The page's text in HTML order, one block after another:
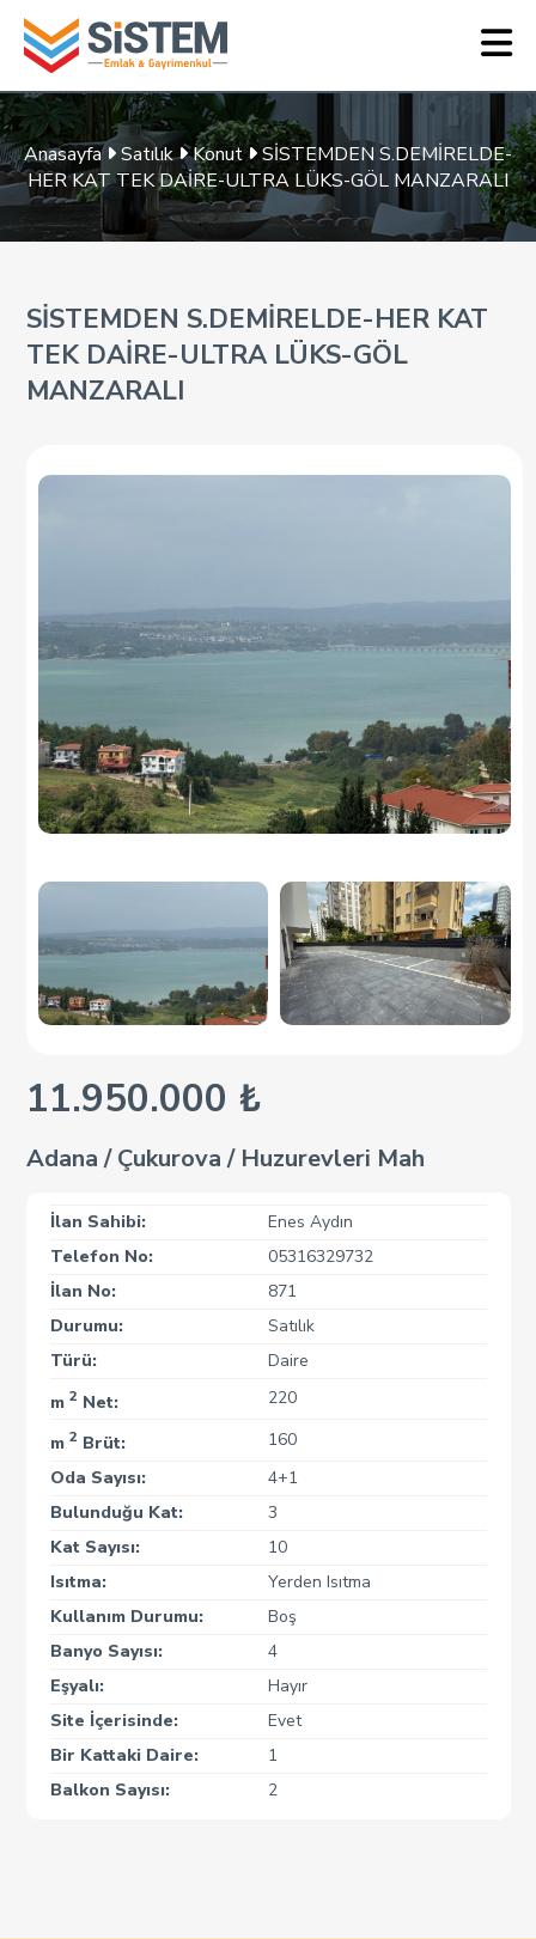
Anasayfa Satılık Konut
SİSTEMDEN S.DEMİRELDE-
HER KAT TEK DAİRE-ULTRA LÜKS-GÖL MANZARALI
SİSTEMDEN S.DEMİRELDE-HER KAT
TEK DAİRE-ULTRA LÜKS-GÖL
MANZARALI
11.950.000 ₺
Adana / Çukurova / Huzurevleri Mah
İlan Sahibi:
Enes Aydın
Telefon No:
05316329732
İlan No:
871
Durumu:
Satılık
Türü:
Daire
m 2 Net:
220
m 2 Brüt:
160
Oda Sayısı:
4+1
Bulunduğu Kat:
3
Kat Sayısı:
10
Isıtma:
Yerden Isıtma
Kullanım Durumu:
Boş
Banyo Sayısı:
4
Eşyalı:
Hayır
Site İçerisinde:
Evet
Bir Kattaki Daire:
1
Balkon Sayısı:
2